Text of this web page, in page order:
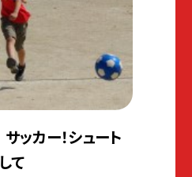
ッカー！シュート
て